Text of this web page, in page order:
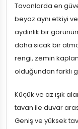
Tavanlarda en
beyaz aynı etkiyi
aydınlık bir
daha sıcak bir
rengi, zemin
olduğundan farklı
Küçük ve az ışık
tavan ile duvar
Geniş ve yüksek